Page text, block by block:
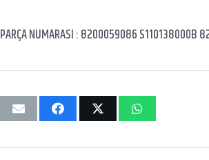
PARÇA NUMARASI : 8200059086 S110138000B